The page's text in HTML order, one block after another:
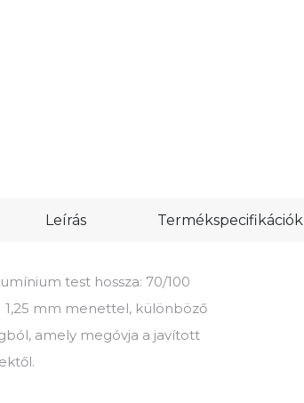
Leírás Termékspecifikációk
test hossza: 70/100
1,25 mm menettel, különböző
amely megóvja a javított